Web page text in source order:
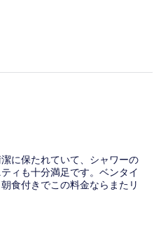
に保たれていて、シャワーの
ィも十分満足です。ベンタイ
食付きでこの料金ならまたリ